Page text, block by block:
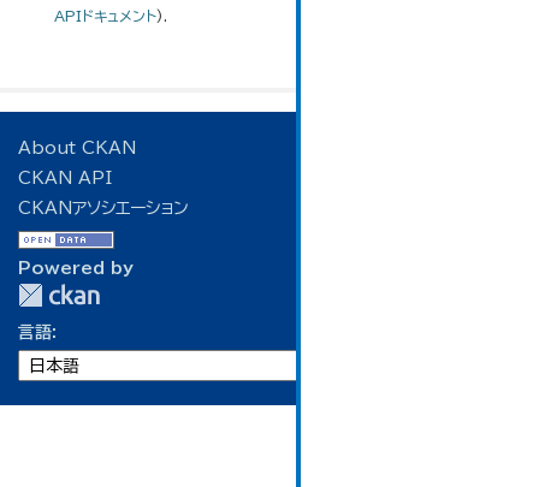
APIドキュメント).
About CKAN
CKAN API
CKANアソシエーション
Powered by
言語